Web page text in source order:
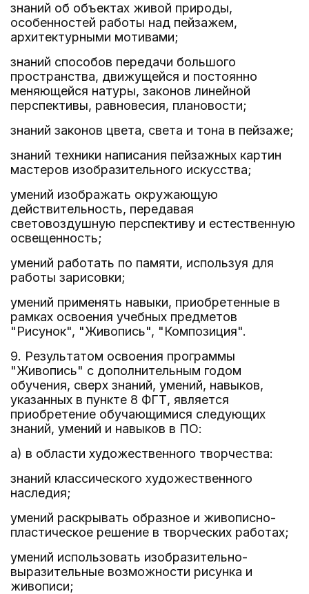
знаний об объектах живой природы,
особенностей работы над пейзажем,
архитектурными мотивами;
знаний способов передачи большого
пространства, движущейся и постоянно
меняющейся натуры, законов линейной
перспективы, равновесия, плановости;
знаний законов цвета, света и тона в пейзаже;
знаний техники написания пейзажных картин
мастеров изобразительного искусства;
умений изображать окружающую
действительность, передавая
световоздушную перспективу и естественную
освещенность;
умений работать по памяти, используя для
работы зарисовки;
умений применять навыки, приобретенные в
рамках освоения учебных предметов
"Рисунок", "Живопись", "Композиция".
9. Результатом освоения программы
"Живопись" с дополнительным годом
обучения, сверх знаний, умений, навыков,
указанных в пункте 8 ФГТ, является
приобретение обучающимися следующих
знаний, умений и навыков в ПО:
а) в области художественного творчества:
знаний классического художественного
наследия;
умений раскрывать образное и живописно-
пластическое решение в творческих работах;
умений использовать изобразительно-
выразительные возможности рисунка и
живописи;